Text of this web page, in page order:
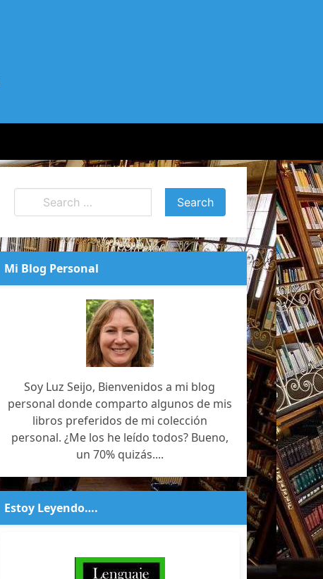
Mi Blog Personal
Soy Luz Seijo, Bienvenidos a mi blog
personal donde comparto algunos de mis
libros preferidos de mi colección
personal. ¿Me los he leído todos? Bueno,
un 70% quizás....
Estoy Leyendo….